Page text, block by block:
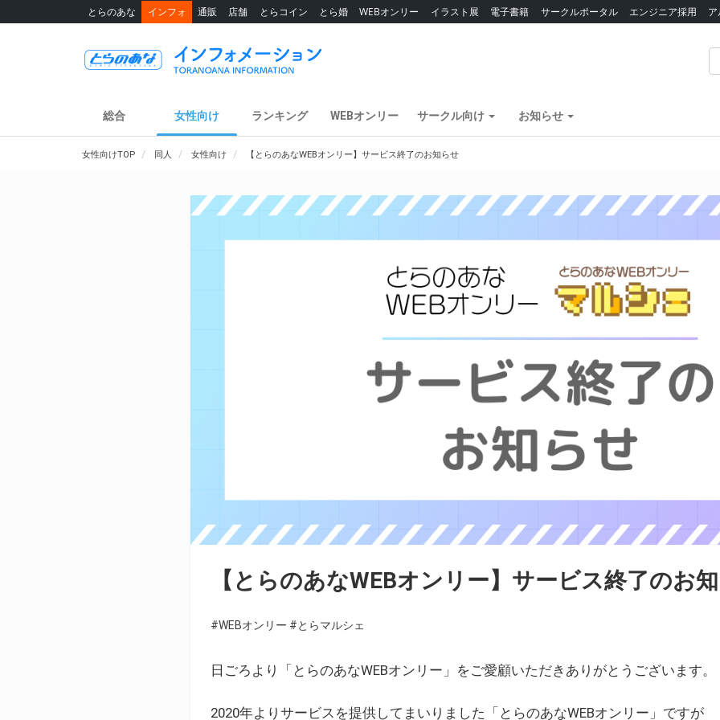
とらのあな インフォ 通販 店舗 とらコイン とら婚 WEBオンリー イラスト展 電子書籍 サークルポータル エンジニア採用
総合 女性向け ランキング WEBオンリー サークル向け お知らせ
女性向けTOP 同人 女性向け 【とらのあなWEBオンリー】サービス終了のお知らせ
【とらのあなWEBオンリー】サービス終了のお
#WEBオンリー #とらマルシェ
日ごろより「とらのあなWEBオンリー」をご愛顧いただきありがとうございます。
2020年よりサービスを提供してまいりました「とらのあなWEBオンリー」ですが